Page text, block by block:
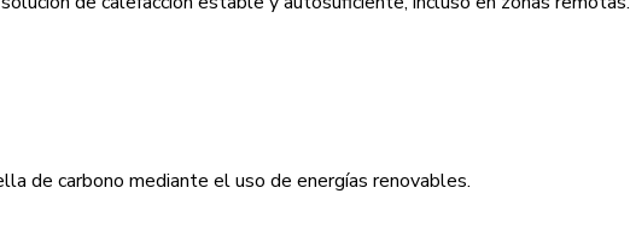
de carbono mediante el uso de energías renovables.